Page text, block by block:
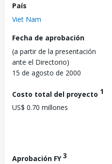
País
Viet Nam
Fecha de aprobación
(a partir de la presentación
ante el Directorio)
15 de agosto de 2000
Costo total del proyecto 1
US$ 0.70 millones
Aprobación FY3